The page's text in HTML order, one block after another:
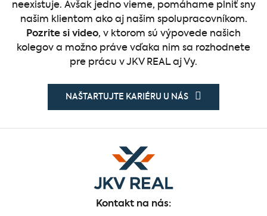
neexistuje. Avšak jedno vieme, pomáhame plniť sny
našim klientom ako aj našim spolupracovníkom.
Pozrite si video, v ktorom sú výpovede našich
kolegov a možno práve vďaka nim sa rozhodnete
pre prácu v JKV REAL aj Vy.
NAŠTARTUJTE KARIÉRU U NÁS
Kontakt na nás: